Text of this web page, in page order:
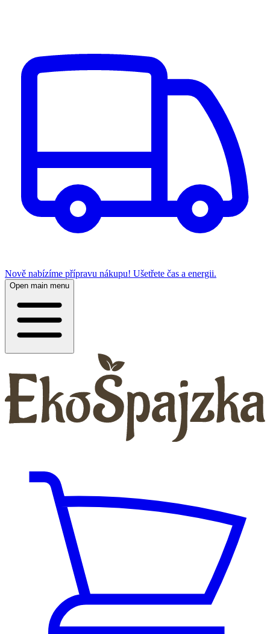
Nově nabízíme přípravu nákupu! Ušetřete čas a energii.
Open main menu